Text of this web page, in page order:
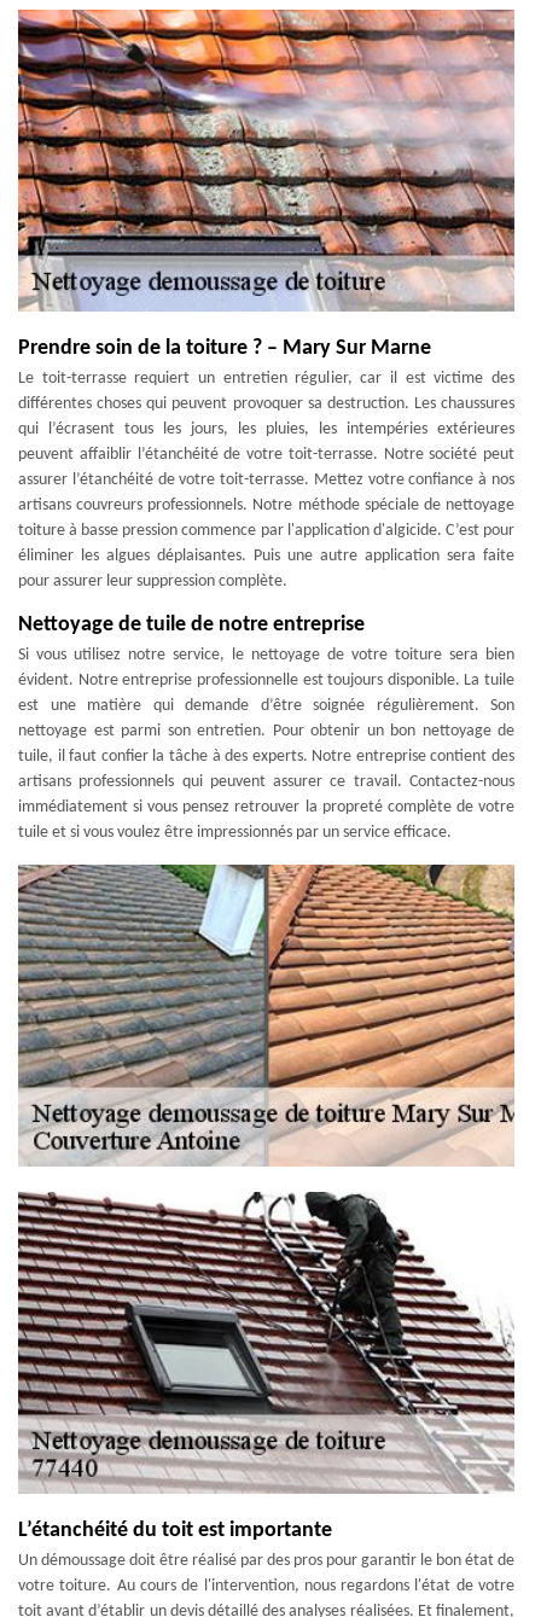
Prendre soin de la toiture ? – Mary Sur Marne
Le toit-terrasse requiert un entretien régulier, car il est victime des
différentes choses qui peuvent provoquer sa destruction. Les chaussures
qui l’écrasent tous les jours, les pluies, les intempéries extérieures
peuvent affaiblir l’étanchéité de votre toit-terrasse. Notre société peut
assurer l’étanchéité de votre toit-terrasse. Mettez votre confiance à nos
artisans couvreurs professionnels. Notre méthode spéciale de nettoyage
toiture à basse pression commence par l'application d'algicide. C’est pour
éliminer les algues déplaisantes. Puis une autre application sera faite
pour assurer leur suppression complète.
Nettoyage de tuile de notre entreprise
Si vous utilisez notre service, le nettoyage de votre toiture sera bien
évident. Notre entreprise professionnelle est toujours disponible. La tuile
est une matière qui demande d’être soignée régulièrement. Son
nettoyage est parmi son entretien. Pour obtenir un bon nettoyage de
tuile, il faut confier la tâche à des experts. Notre entreprise contient des
artisans professionnels qui peuvent assurer ce travail. Contactez-nous
immédiatement si vous pensez retrouver la propreté complète de votre
tuile et si vous voulez être impressionnés par un service efficace.
L’étanchéité du toit est importante
Un démoussage doit être réalisé par des pros pour garantir le bon état de
votre toiture. Au cours de l'intervention, nous regardons l'état de votre
toit avant d’établir un devis détaillé des analyses réalisées. Et finalement,